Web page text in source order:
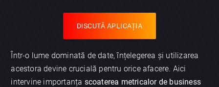
DISCUTĂ APLICAȚIA
Într-o lume dominată de date, înțelegerea și utilizarea
acestora devine crucială pentru orice afacere. Aici
intervine importanța scoaterea metricalor de business